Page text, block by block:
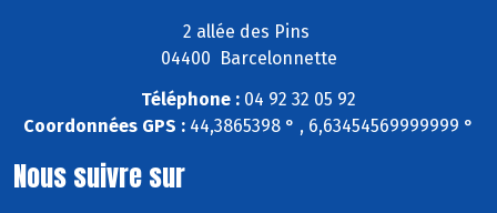
2 allée des Pins
04400 Barcelonnette
Téléphone : 04 92 32 05 92
Coordonnées GPS : 44,3865398 ° , 6,63454569999999 °
Nous suivre sur